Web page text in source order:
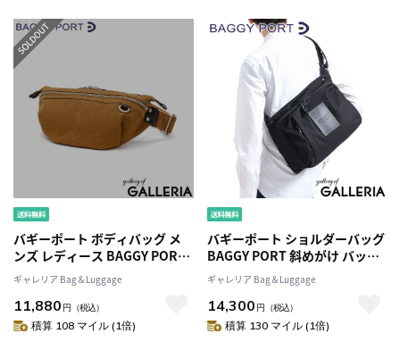
バギーポート ボディバッグ メ
ンズ レディース BAGGY PORT
ショルダー ミニショルダーバッ
グ ブランド かっこいい 小さめ
撥水 耐水 軽量 横型 帆布 カジュ
アル 丈夫 旅行 日本製 SHELTER
ギャレリア Bag＆Luggage
11,880 円 （税込）
積算 108 マイル (1倍)
バギーポート ショルダーバッグ
BAGGY PORT 斜めがけ バッグ
A4 軽量 BLACK ボディバッグ メ
ッセンジャーバッグ 帆布 10号
PC収納 日本製 おしゃれ ブラン
ド メンズ レディース YNM-
ギャレリア Bag＆Luggage
14,300 円 （税込）
積算 130 マイル (1倍)